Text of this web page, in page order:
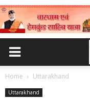
Home Uttarakhand
Uttarakhand